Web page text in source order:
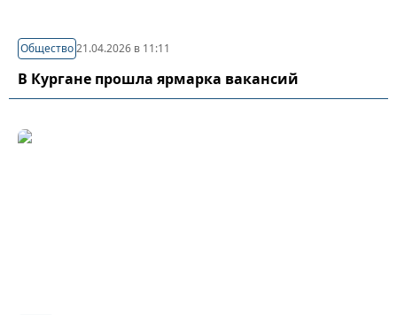
Общество21.04.2026 в 11:11
В Кургане прошла ярмарка вакансий